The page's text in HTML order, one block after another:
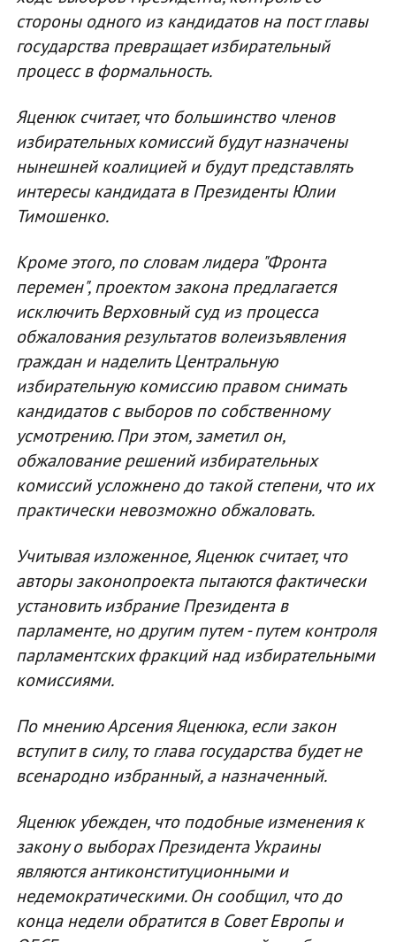
стороны одного из кандидатов на пост главы
государства превращает избирательный
процесс в формальность.
Яценюк считает, что большинство членов
избирательных комиссий будут назначены
нынешней коалицией и будут представлять
интересы кандидата в Президенты Юлии
Тимошенко.
Кроме этого, по словам лидера "Фронта
перемен", проектом закона предлагается
исключить Верховный суд из процесса
обжалования результатов волеизъявления
граждан и наделить Центральную
избирательную комиссию правом снимать
кандидатов с выборов по собственному
усмотрению. При этом, заметил он,
обжалование решений избирательных
комиссий усложнено до такой степени, что их
практически невозможно обжаловать.
Учитывая изложенное, Яценюк считает, что
авторы законопроекта пытаются фактически
установить избрание Президента в
парламенте, но другим путем - путем контроля
парламентских фракций над избирательными
комиссиями.
По мнению Арсения Яценюка, если закон
вступит в силу, то глава государства будет не
всенародно избранный, а назначенный.
Яценюк убежден, что подобные изменения к
закону о выборах Президента Украины
являются антиконституционными и
недемократическими. Он сообщил, что до
конца недели обратится в Совет Европы и